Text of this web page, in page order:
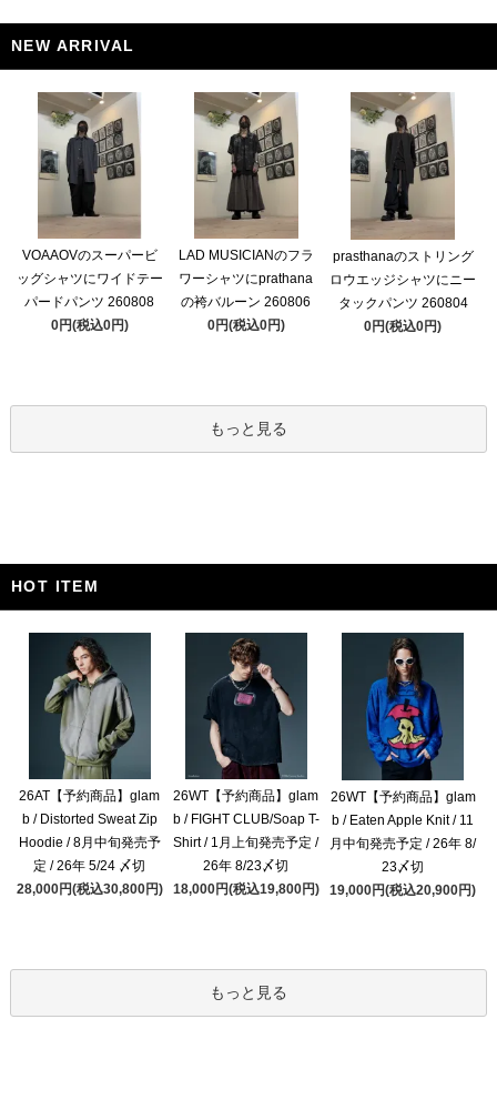
NEW ARRIVAL
VOAAOVのスーパービ
ッグシャツにワイドテー
パードパンツ 260808
0円(税込0円)
LAD MUSICIANのフラ
ワーシャツにprathana
の袴バルーン 260806
0円(税込0円)
prasthanaのストリング
ロウエッジシャツにニー
タックパンツ 260804
0円(税込0円)
もっと見る
HOT ITEM
26AT【予約商品】glam
b / Distorted Sweat Zip
Hoodie / 8月中旬発売予
定 / 26年 5/24 〆切
28,000円(税込30,800円)
26WT【予約商品】glam
b / FIGHT CLUB/Soap T-
Shirt / 1月上旬発売予定 /
26年 8/23〆切
18,000円(税込19,800円)
26WT【予約商品】glam
b / Eaten Apple Knit / 11
月中旬発売予定 / 26年 8/
23〆切
19,000円(税込20,900円)
もっと見る